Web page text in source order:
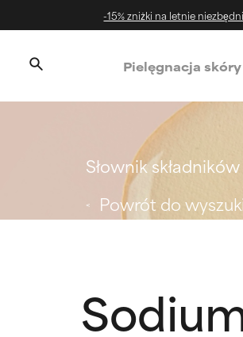
-15% zniżki na letnie
‌Pielęgnacja skóry
Słownik składników
Powrót do